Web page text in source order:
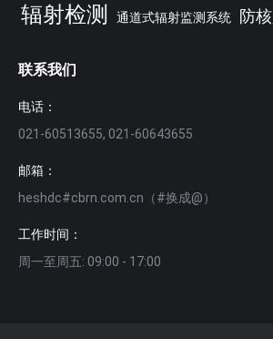
辐射检测 通道式辐射监测系统 防
联系我们
电话：
021-60513655, 021-60643655
邮箱：
heshdc#cbrn.com.cn（#换成@）
工作时间：
周一至周五: 09:00 - 17:00